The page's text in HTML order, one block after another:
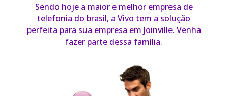
Sendo hoje a maior e melhor empresa de
telefonia do brasil, a Vivo tem a solução
perfeita para sua empresa em Joinville. Venha
fazer parte dessa família.